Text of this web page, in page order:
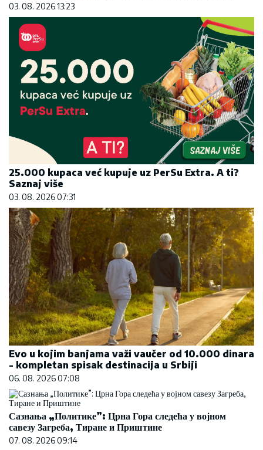
03. 08. 2026 13:23
25.000 kupaca već kupuje uz PerSu Extra. A ti?
Saznaj više
03. 08. 2026 07:31
Evo u kojim banjama važi vaučer od 10.000 dinara
- kompletan spisak destinacija u Srbiji
06. 08. 2026 07:08
Сазнања „Политике”: Црна Гора следећа у војном
савезу Загреба, Тиране и Приштине
07. 08. 2026 09:14